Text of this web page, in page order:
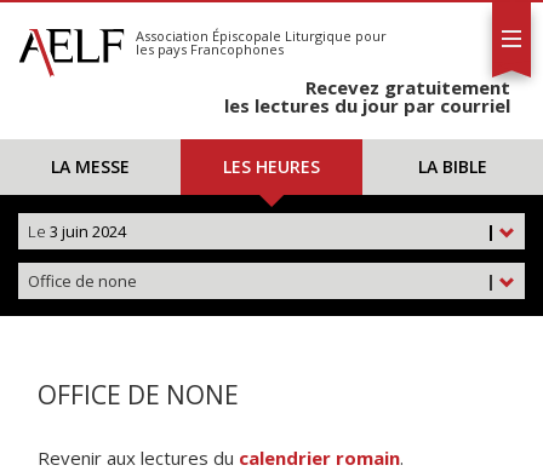
S'abonner
Calendrier
Association Épiscopale Liturgique pour
les pays Francophones
Recevez gratuitement
les lectures du jour par courriel
LA MESSE LES HEURES LA BIBLE
|
Le 3 juin 2024
|
Office de none
OFFICE DE NONE
Revenir aux lectures du calendrier romain.